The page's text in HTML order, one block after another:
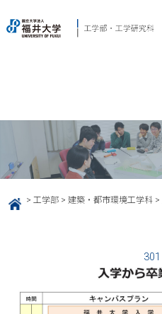
HOME > 工学部> 建築・都市環境工学科>
301